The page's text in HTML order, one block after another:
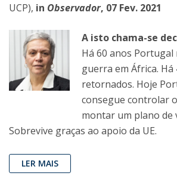
UCP), in Observador, 07 Fev. 2021
A isto chama-se
Há 60 anos
guerra em África. Há
retornados. Hoje
consegue controlar
montar um plano de
Sobrevive graças ao apoio da UE.
LER MAIS